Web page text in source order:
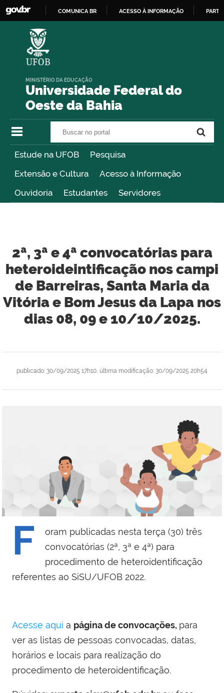
COMUNICA BR ACESSO À INFORMAÇÃO
Universidade Federal do
Oeste da Bahia
MINISTÉRIO DA EDUCAÇÃO
Estude na UFOB
Pesquisa
Extensão e Cultura
Acesso à Informação
Ouvidoria
Estudantes Servidores
2ª, 3ª e 4ª convocatórias para
heteroideintificação nos campi
de Barreiras, Santa Maria da
Vitória e Bom Jesus da Lapa nos
dias 08, 09 e 10/10/2025.
publicado: 30/09/2025 17h10 última modificação: 30/09/2025 20h54
F
oram publicadas nesta terça (30) três
convocatórias (2ª, 3ª e 4ª) para
procedimento de heteroidentificação
referentes ao SiSU/UFOB 2022.
Acesse aqui a página de convocações, para
ver as listas de pessoas convocadas, datas,
horários e locais para realização do
procedimento de heteroidentificação.